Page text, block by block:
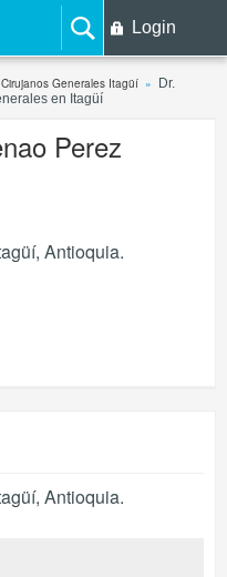
Login
Cirujanos Generales Itagüí
Dr.
en Itagüí
Perez
Antioquia.
, Antioquia.